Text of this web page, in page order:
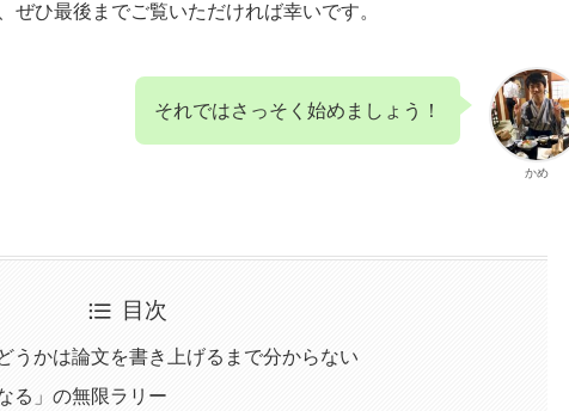
ぜひ最後までご覧いただければ幸いです。
かめ
それではさっそく始めましょう！
目次
うかは論文を書き上げるまで分からない
る」の無限ラリー